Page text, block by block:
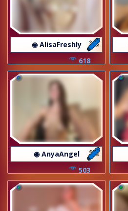
◉ AlisaFreshly
618
◉ AnyaAngel
503